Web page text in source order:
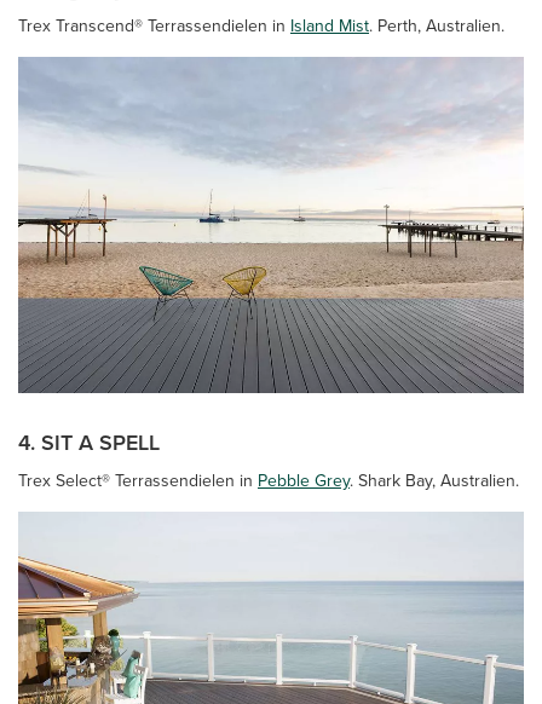
Trex Transcend® Terrassendielen in Island Mist. Perth, Australien.
4. SIT A SPELL
Trex Select® Terrassendielen in Pebble Grey. Shark Bay, Australien.